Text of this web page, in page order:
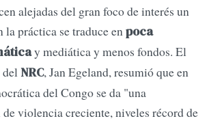
alejadas del gran foco de interés un
práctica se traduce enpoca
y mediática y menos fondos. El
delNRC, Jan Egeland, resumió que en
del Congo se da "una
violencia creciente, niveles récord de